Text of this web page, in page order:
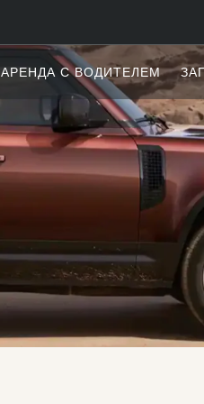
АРЕНДА С ВОДИТЕЛЕМ